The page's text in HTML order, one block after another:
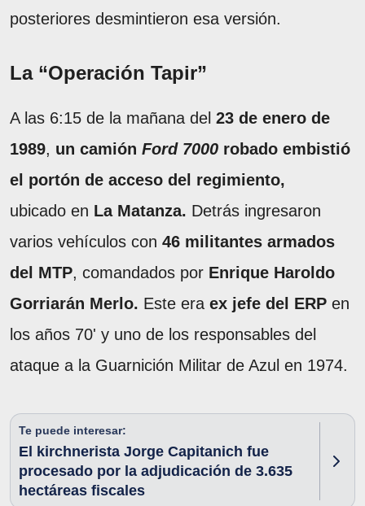
posteriores desmintieron esa versión.
La “Operación Tapir”
A las 6:15 de la mañana del 23 de enero de
1989, un camión Ford 7000 robado embistió
el portón de acceso del regimiento,
ubicado en La Matanza. Detrás ingresaron
varios vehículos con 46 militantes armados
del MTP, comandados por Enrique Haroldo
Gorriarán Merlo. Este era ex jefe del ERP en
los años 70' y uno de los responsables del
ataque a la Guarnición Militar de Azul en 1974.
Te puede interesar:
El kirchnerista Jorge Capitanich fue
procesado por la adjudicación de 3.635
hectáreas fiscales